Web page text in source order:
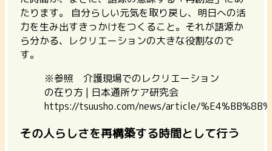
たります。
自分らしい元気を取り戻し、明日への活
力を生み出すきっかけをつくること。それが語源か
ら分かる、レクリエーションの大きな役割なので
す。
※参照 介護現場でのレクリエーション
の在り方 | 日本通所ケア研究会
https://tsuusho.com/news/article/
その人らしさを再構築する時間として行う